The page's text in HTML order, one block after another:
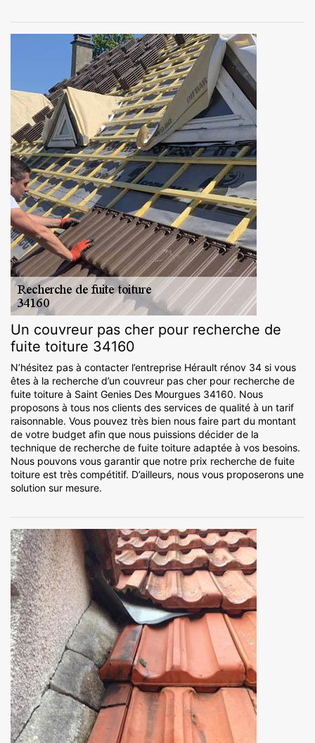
Un couvreur pas cher pour recherche de
fuite toiture 34160
N’hésitez pas à contacter l’entreprise Hérault rénov 34 si vous
êtes à la recherche d’un couvreur pas cher pour recherche de
fuite toiture à Saint Genies Des Mourgues 34160. Nous
proposons à tous nos clients des services de qualité à un tarif
raisonnable. Vous pouvez très bien nous faire part du montant
de votre budget afin que nous puissions décider de la
technique de recherche de fuite toiture adaptée à vos besoins.
Nous pouvons vous garantir que notre prix recherche de fuite
toiture est très compétitif. D’ailleurs, nous vous proposerons une
solution sur mesure.